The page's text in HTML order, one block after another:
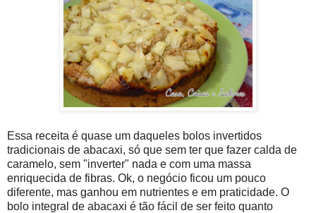
Essa receita é quase um daqueles bolos invertidos
tradicionais de abacaxi, só que sem ter que fazer calda de
caramelo, sem "inverter" nada e com uma massa
enriquecida de fibras. Ok, o negócio ficou um pouco
diferente, mas ganhou em nutrientes e em praticidade. O
bolo integral de abacaxi é tão fácil de ser feito quanto